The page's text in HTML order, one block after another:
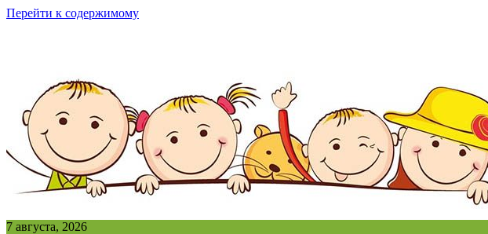
Перейти к содержимому
7 августа, 2026